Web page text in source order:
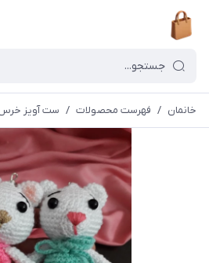
خانمان / فهرست محصولات / ست آویز خرس